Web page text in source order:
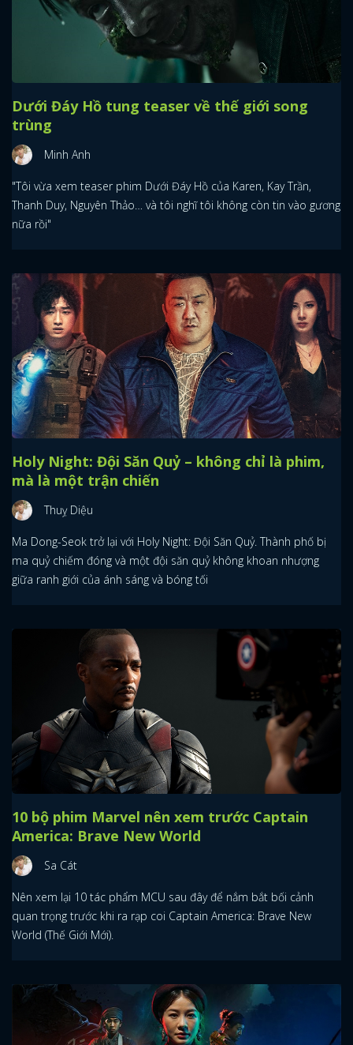
Dưới Đáy Hồ tung teaser về thế giới song
trùng
Minh Anh
"Tôi vừa xem teaser phim Dưới Đáy Hồ của Karen, Kay Trần,
Thanh Duy, Nguyên Thảo… và tôi nghĩ tôi không còn tin vào gương
nữa rồi"
Holy Night: Đội Săn Quỷ – không chỉ là phim,
mà là một trận chiến
Thuỵ Diệu
Ma Dong-Seok trở lại với Holy Night: Đội Săn Quỷ. Thành phố bị
ma quỷ chiếm đóng và một đội săn quỷ không khoan nhượng
giữa ranh giới của ánh sáng và bóng tối
10 bộ phim Marvel nên xem trước Captain
America: Brave New World
Sa Cát
Nên xem lại 10 tác phẩm MCU sau đây để nắm bắt bối cảnh
quan trọng trước khi ra rạp coi Captain America: Brave New
World (Thế Giới Mới).